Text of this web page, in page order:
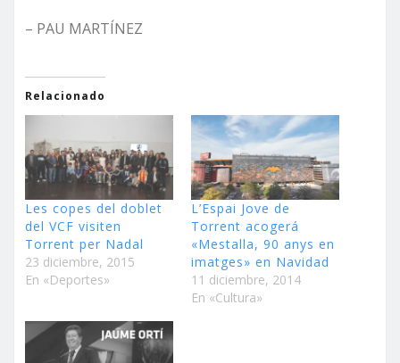
– PAU MARTÍNEZ
Relacionado
Les copes del doblet
del VCF visiten
Torrent per Nadal
23 diciembre, 2015
En «Deportes»
L’Espai Jove de
Torrent acogerá
«Mestalla, 90 anys en
imatges» en Navidad
11 diciembre, 2014
En «Cultura»